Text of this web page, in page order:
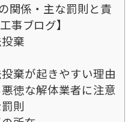
関係・主な罰則と責
事ブログ】
棄
棄が起きやすい理由
徳な解体業者に注意
則